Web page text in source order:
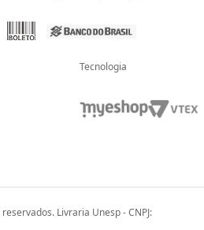
Tecnologia
Livraria Unesp - CNPJ: